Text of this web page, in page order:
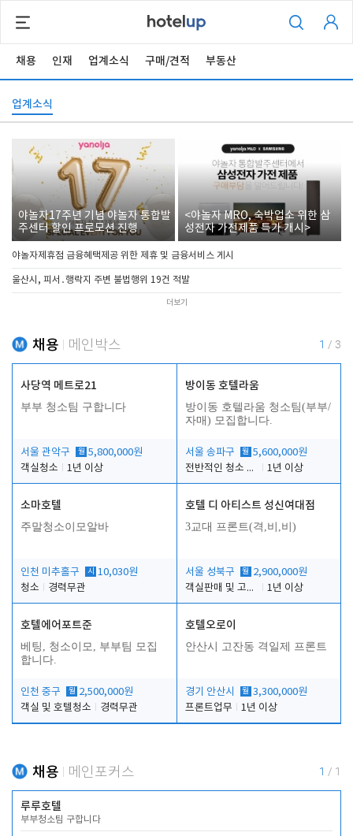
채용 인재 업계소식 구매/견적 부동산
업계소식
야놀자17주년 기념 야놀자 통합발
주센터 할인 프로모션 진행
<야놀자 MRO, 숙박업소 위한 삼
성전자 가전제품 특가 개시>
야놀자제휴점 금융혜택제공 위한 제휴 및 금융서비스 게시
울산시, 피서․행락지 주변 불법행위 19건 적발
더보기
채용 메인박스 1 / 3
사당역 메트로21
부부 청소팀 구합니다
서울 관악구 월 5,800,000원
객실청소
1년 이상
방이동 호텔라움
방이동 호텔라움 청소팀(부부/
자매) 모집합니다.
서울 송파구 월 5,600,000원
전반적인 청소 업무(객실청소.객실정리)
1년 이상
소마호텔
주말청소이모알바
인천 미추홀구 시 10,030원
청소
경력무관
호텔 디 아티스트 성신여대점
3교대 프론트(격,비,비)
서울 성북구 월 2,900,000원
객실판매 및 고객응대
1년 이상
호텔에어포트준
베팅, 청소이모, 부부팀 모집
합니다.
인천 중구 월 2,500,000원
객실 및 호텔청소
경력무관
호텔오로이
안산시 고잔동 격일제 프론트
경기 안산시 월 3,300,000원
프론트업무
1년 이상
채용 메인포커스 1 / 1
루루호텔
부부청소팀 구합니다